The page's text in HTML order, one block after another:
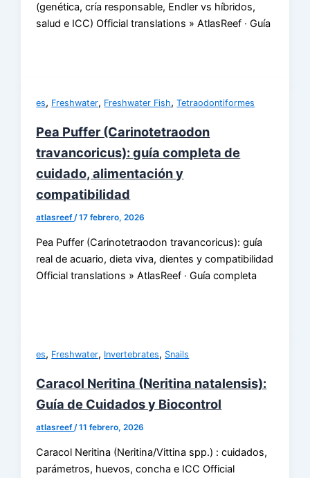
(genética, cría responsable, Endler vs híbridos,
salud e ICC) Official translations » AtlasReef · Guía
es, Freshwater, Freshwater Fish,Tetraodontiformes
Pea Puffer (Carinotetraodon
travancoricus): guía completa de
cuidado, alimentación y
compatibilidad
atlasreef/17 febrero, 2026
Pea Puffer (Carinotetraodon travancoricus): guía
real de acuario, dieta viva, dientes y compatibilidad
Official translations » AtlasReef · Guía completa
es, Freshwater, Invertebrates, Snails
Caracol Neritina (Neritina natalensis):
Guía de Cuidados y Biocontrol
atlasreef/11 febrero, 2026
Caracol Neritina (Neritina/Vittina spp.) : cuidados,
parámetros, huevos, concha e ICC Official